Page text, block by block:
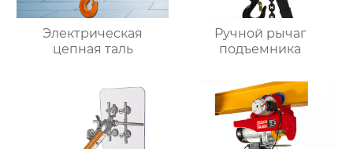
Электрическая
цепная таль
Ручной рычаг
подъемника